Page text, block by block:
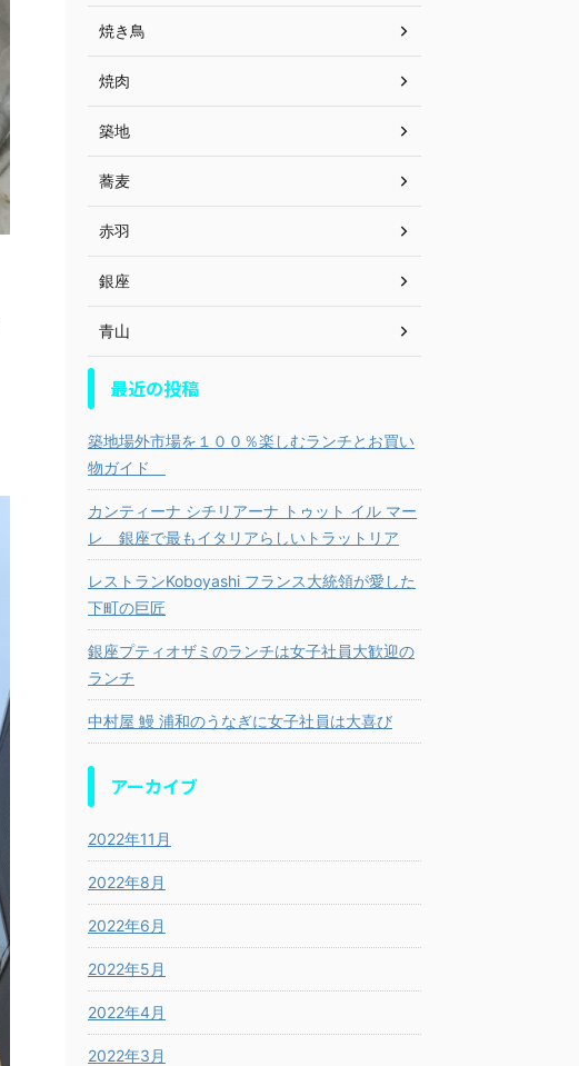
焼き鳥
焼肉
築地
蕎麦
赤羽
銀座
青山
最近の投稿
築地場外市場を１００％楽しむランチとお買い
物ガイド
カンティーナ シチリアーナ トゥット イル マー
レ 銀座で最もイタリアらしいトラットリア
レストランKoboyashi フランス大統領が愛した
下町の巨匠
銀座プティオザミのランチは女子社員大歓迎の
ランチ
中村屋 鰻 浦和のうなぎに女子社員は大喜び
アーカイブ
2022年11月
2022年8月
2022年6月
2022年5月
2022年4月
2022年3月